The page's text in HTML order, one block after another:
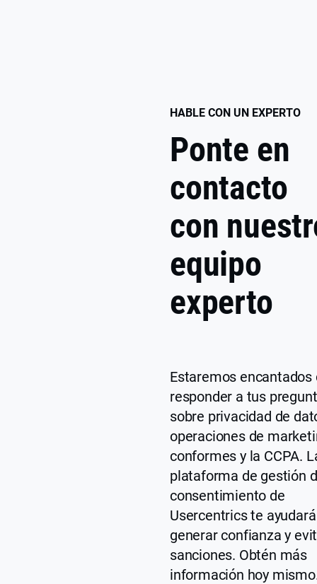
HABLE CON UN EXPERTO
Ponte en
contacto
con
equipo
experto
Estaremos encantados
responder a tus
sobre privacidad de
operaciones de
conformes y la CCPA.
plataforma de gestión
consentimiento de
Usercentrics te
generar confianza y
sanciones. Obtén más
información hoy